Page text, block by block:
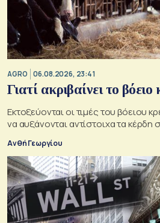
AGRO 06.08.2026, 23:41
Γιατί ακριβαίνει το βόειο
Εκτοξεύονται οι τιμές του βόειου
να αυξάνονται αντίστοιχα τα κέρδη
Ανθή Γεωργίου